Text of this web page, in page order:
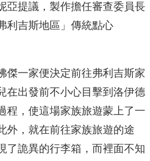
亞提議，製作擔任審查委員長
利吉斯地區」傳統點心
傑一家便決定前往弗利吉斯家
在出發前不小心目擊到洛伊德
程，使這場家族旅遊蒙上了一
外，就在前往家族旅遊的途
了詭異的行李箱，而裡面不知